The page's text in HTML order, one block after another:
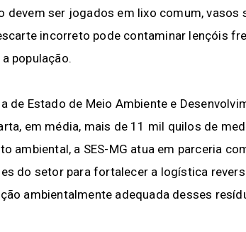
devem ser jogados em lixo comum,
incorreto pode contaminar lençóis
população.
de Estado de Meio Ambiente e
em média, mais de 11 mil quilos de
ambiental, a SES-MG atua em parceria
do setor para fortalecer a logística
ambientalmente adequada desses